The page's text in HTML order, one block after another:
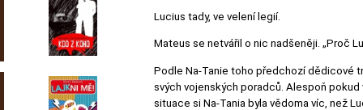
Lucius tady, ve velení legií.
Mateus se netvářil o nic nadšeněji. „Proč
Podle Na-Tanie toho předchozí dědicové
svých vojenských poradců. Alespoň
situace si Na-Tania byla vědoma víc, než